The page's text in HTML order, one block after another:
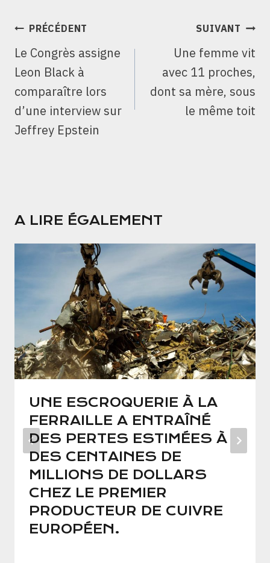
NAVIGATION
L’ARTICLE
PRÉCÉDENT
Le Congrès assigne
Leon Black à
comparaître lors
d’une interview sur
Jeffrey Epstein
SUIVANT
Une femme vit
avec 11 proches,
dont sa mère, sous
le même toit
A LIRE ÉGALEMENT
UNE ESCROQUERIE À LA
FERRAILLE A ENTRAÎNÉ
DES PERTES ESTIMÉES À
DES CENTAINES DE
MILLIONS DE DOLLARS
CHEZ LE PREMIER
PRODUCTEUR DE CUIVRE
EUROPÉEN.